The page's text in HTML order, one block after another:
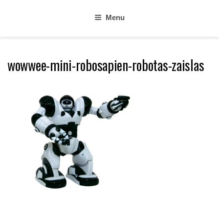
Menu
wowwee-mini-robosapien-robotas-zaislas